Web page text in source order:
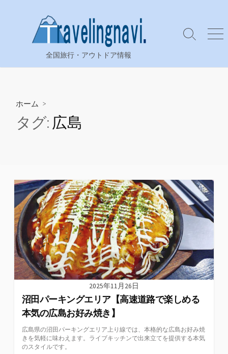
へ
全国旅行・アウトドア情報
検
り
メ
ー
ホーム >
タグ: 広島
2025年11月26日
沼田パーキングエリア【高速道路で楽しめる
本気の広島お好み焼き】
広島県の沼田パーキングエリア上り線では、本格的な広島お好み焼
きを気軽に味わえます。ライブキッチンで出来立てを提供する本気
のスタイルです。